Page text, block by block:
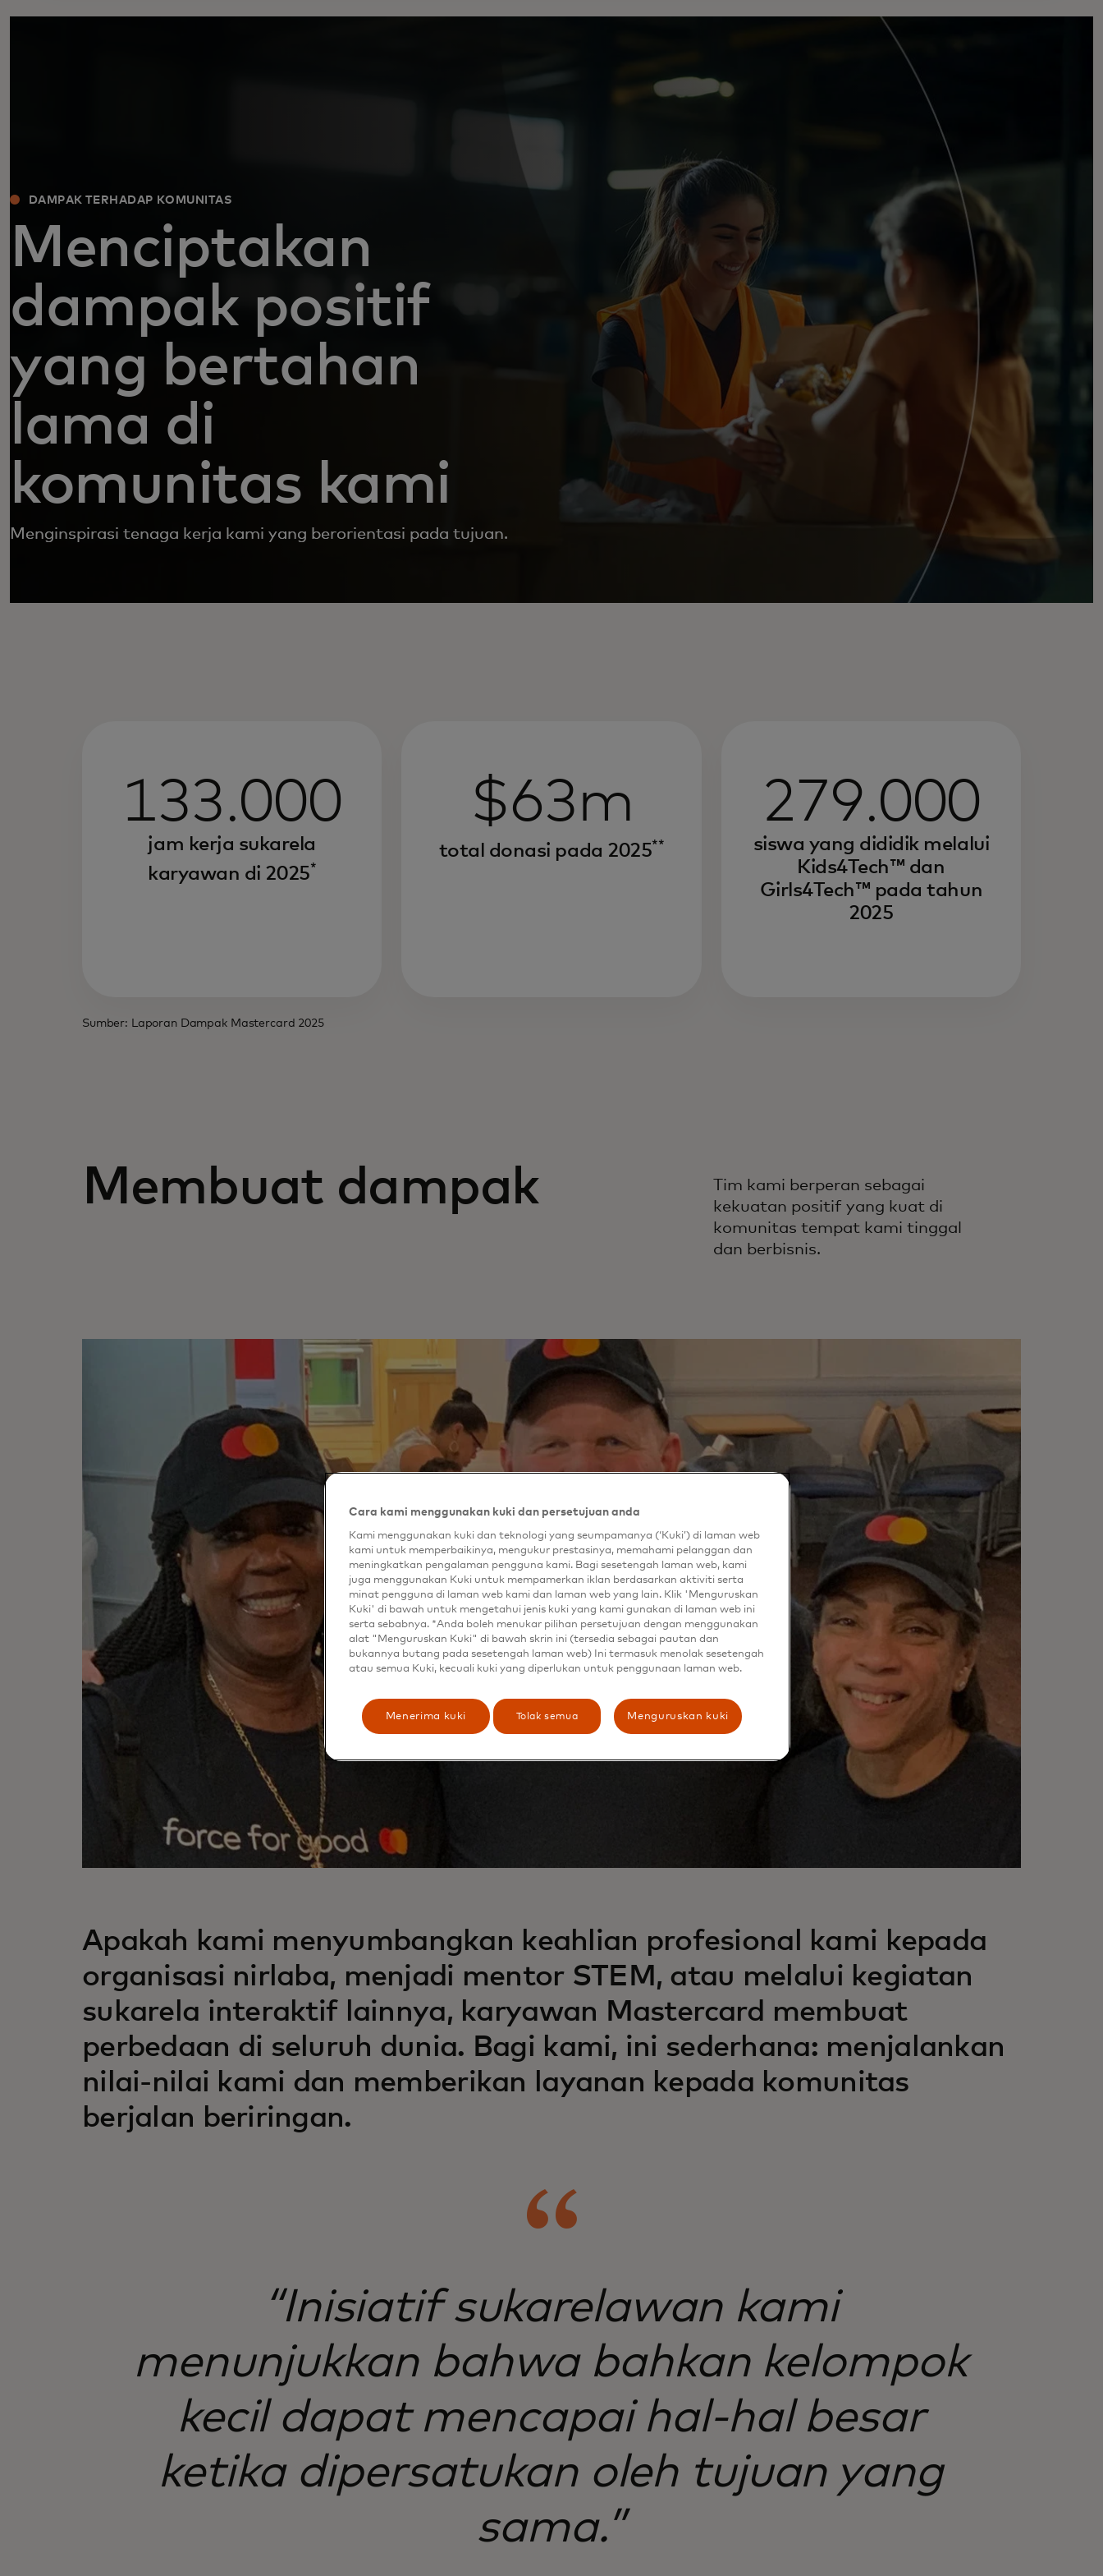
DAMPAK TERHADAP KOMUNITAS
Menciptakan
dampak positif
yang bertahan
lama di
komunitas kami
Menginspirasi tenaga kerja kami yang berorientasi pada tujuan.
133.000
jam kerja sukarela
karyawan di 2025*
$63m
total donasi pada 2025**
279.000
siswa yang dididik melalui
Kids4Tech™ dan
Girls4Tech™ pada tahun
2025
Sumber: Laporan Dampak Mastercard 2025
Membuat dampak
Tim kami berperan sebagai
kekuatan positif yang kuat di
komunitas tempat kami tinggal
dan berbisnis.
Apakah kami menyumbangkan keahlian profesional kami kepada
organisasi nirlaba, menjadi mentor STEM, atau melalui kegiatan
sukarela interaktif lainnya, karyawan Mastercard membuat
perbedaan di seluruh dunia. Bagi kami, ini sederhana: menjalankan
nilai-nilai kami dan memberikan layanan kepada komunitas
berjalan beriringan.
“Inisiatif sukarelawan kami
menunjukkan bahwa bahkan kelompok
kecil dapat mencapai hal-hal besar
ketika dipersatukan oleh tujuan yang
sama.”
Cara kami menggunakan kuki dan persetujuan anda
Kami menggunakan kuki dan teknologi yang seumpamanya (‘Kuki’) di laman web
kami untuk memperbaikinya, mengukur prestasinya, memahami pelanggan dan
meningkatkan pengalaman pengguna kami. Bagi sesetengah laman web, kami
juga menggunakan Kuki untuk mempamerkan iklan berdasarkan aktiviti serta
minat pengguna di laman web kami dan laman web yang lain. Klik 'Menguruskan
Kuki' di bawah untuk mengetahui jenis kuki yang kami gunakan di laman web ini
serta sebabnya. *Anda boleh menukar pilihan persetujuan dengan menggunakan
alat "Menguruskan Kuki" di bawah skrin ini (tersedia sebagai pautan dan
bukannya butang pada sesetengah laman web) Ini termasuk menolak sesetengah
atau semua Kuki, kecuali kuki yang diperlukan untuk penggunaan laman web.
Menerima kuki Tolak semua Menguruskan kuki